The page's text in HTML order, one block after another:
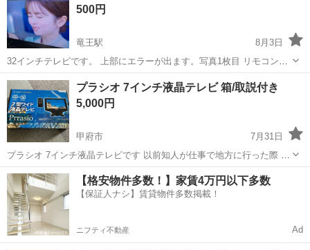
500円
竜王駅
8月3日
32インチテレビです。 上部にエラーが出ます。写真1枚目 リモコンは
ないです。 よろしくお願いします。
山梨 甲斐市 テレビ
プラシオ 7インチ液晶テレビ 箱/取説付き
5,000円
甲府市
7月31日
プラシオ 7インチ液晶テレビです 以前知人が仕事で地方に行った際 使
っていたテレビです。 付属品は写真にある物が全てで 箱も取説もあり
ます 使用期間は1ヶ月未満ですが 私が譲って頂いてから1年以上経ち
一度も使ってはお...
山梨 甲府市 テレビ
【格安物件多数！】家賃4万円以下多数
【保証人ナシ】賃貸物件多数掲載！
ニフティ不動産 Ad